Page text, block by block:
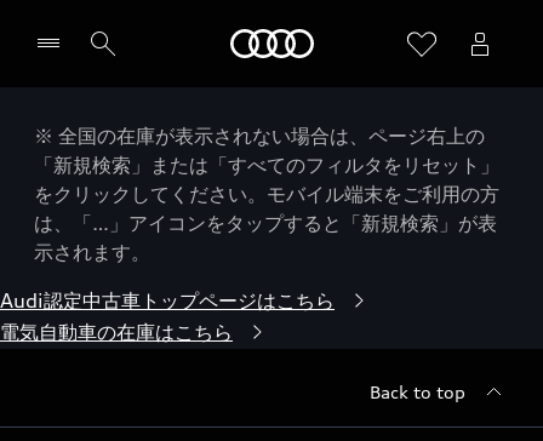
※ 全国の在庫が表示されない場合は、ページ右上の
「新規検索」または「すべてのフィルタをリセット」
をクリックしてください。モバイル端末をご利用の方
は、「…」アイコンをタップすると「新規検索」が表
示されます。
Audi認定中古車トップページはこちら
電気自動車の在庫はこちら
Back to top